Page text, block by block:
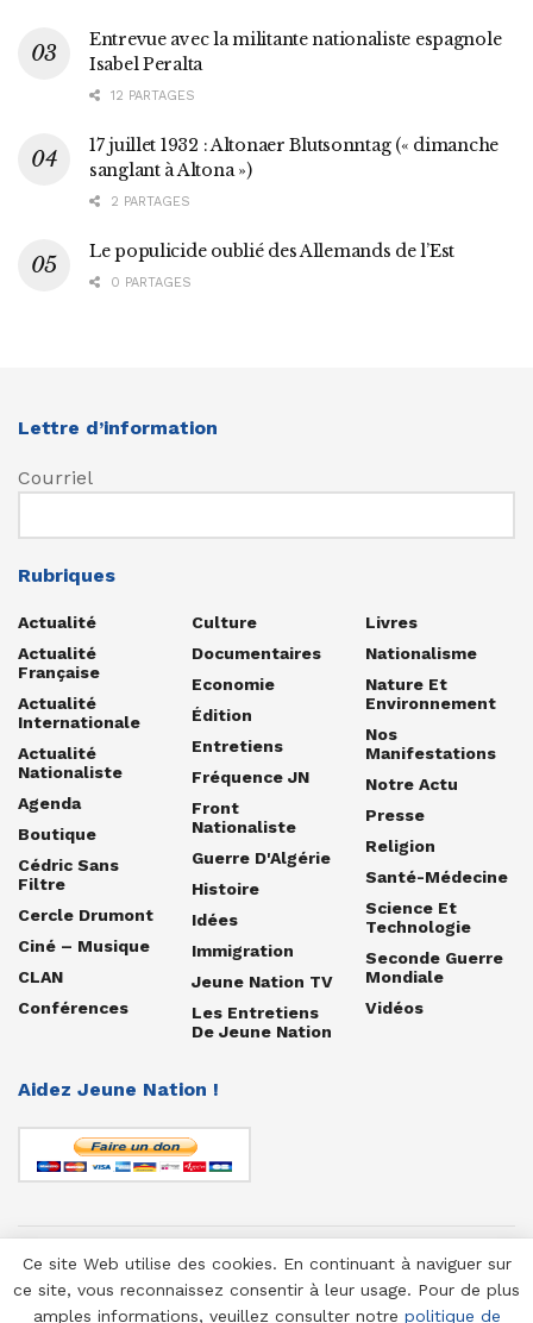
Entrevue avec la militante nationaliste espagnole
Isabel Peralta
12 PARTAGES
17 juillet 1932 : Altonaer Blutsonntag (« dimanche
sanglant à Altona »)
2 PARTAGES
Le populicide oublié des Allemands de l’Est
0 PARTAGES
Lettre d’information
Courriel
Rubriques
Actualité
Actualité
Française
Actualité
Internationale
Actualité
Nationaliste
Agenda
Boutique
Cédric Sans
Filtre
Cercle Drumont
Ciné – Musique
CLAN
Conférences
Culture
Documentaires
Economie
Édition
Entretiens
Fréquence JN
Front
Nationaliste
Guerre D'Algérie
Histoire
Idées
Immigration
Jeune Nation TV
Les Entretiens
De Jeune Nation
Livres
Nationalisme
Nature Et
Environnement
Nos
Manifestations
Notre Actu
Presse
Religion
Santé-Médecine
Science Et
Technologie
Seconde Guerre
Mondiale
Vidéos
Aidez Jeune Nation !
© 1958-2025 Jeune Nation
Ce site Web utilise des cookies. En continuant à naviguer sur
ce site, vous reconnaissez consentir à leur usage. Pour de plus
amples informations, veuillez consulter notre politique de